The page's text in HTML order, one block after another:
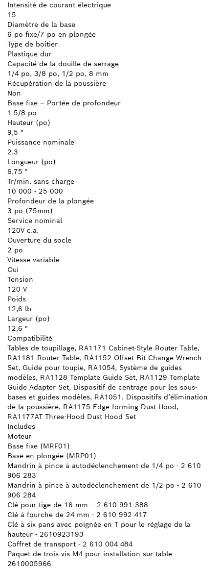
Intensité de courant électrique
15
Diamètre de la base
6 po fixe/7 po en plongée
Type de boîtier
Plastique dur
Capacité de la douille de serrage
1/4 po, 3/8 po, 1/2 po, 8 mm
Récupération de la poussière
Non
Base fixe – Portée de profondeur
1-5/8 po
Hauteur (po)
9,5 "
Puissance nominale
2.3
Longueur (po)
6,75 "
Tr/min. sans charge
10 000 - 25 000
Profondeur de la plongée
3 po (75mm)
Service nominal
120V c.a.
Ouverture du socle
2 po
Vitesse variable
Oui
Tension
120 V
Poids
12,6 lb
Largeur (po)
12,6 "
Compatibilité
Tables de toupillage, RA1171 Cabinet-Style Router Table,
RA1181 Router Table, RA1152 Offset Bit-Change Wrench
Set, Guide pour toupie, RA1054, Système de guides
modèles, RA1128 Template Guide Set, RA1129 Template
Guide Adapter Set, Dispositif de centrage pour les sous-
bases et guides modèles, RA1051, Dispositifs d’élimination
de la poussière, RA1175 Edge-forming Dust Hood,
RA1177AT Three-Hood Dust Hood Set
Includes
Moteur
Base fixe (MRF01)
Base en plongée (MRP01)
Mandrin à pince à autodéclenchement de 1/4 po - 2 610
906 283
Mandrin à pince à autodéclenchement de 1/2 po - 2 610
906 284
Clé pour tige de 16 mm -- 2 610 991 388
Clé à fourche de 24 mm - 2 610 992 417
Clé à six pans avec poignée en T pour le réglage de la
hauteur - 2610923193
Coffret de transport - 2 610 004 484
Paquet de trois vis M4 pour installation sur table -
2610005966